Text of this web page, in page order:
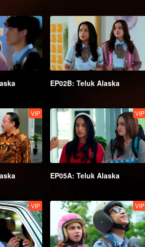
EP02B: Teluk Alaska
VIP VIP
EP05A: Teluk Alaska
VIP VIP